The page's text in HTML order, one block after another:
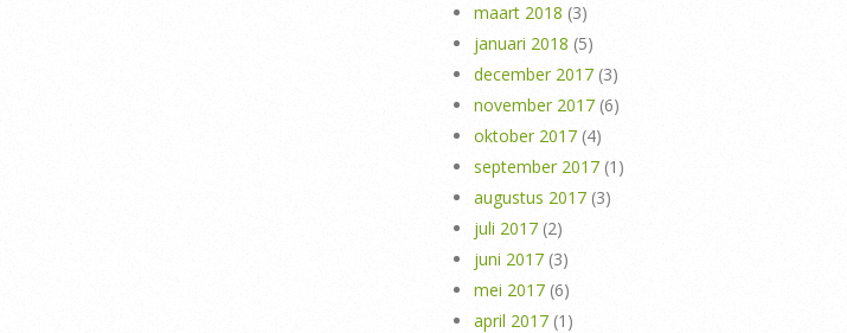
maart 2018 (3)
januari 2018 (5)
december 2017 (3)
november 2017 (6)
oktober 2017 (4)
september 2017 (1)
augustus 2017 (3)
juli 2017 (2)
juni 2017 (3)
mei 2017 (6)
april 2017 (1)